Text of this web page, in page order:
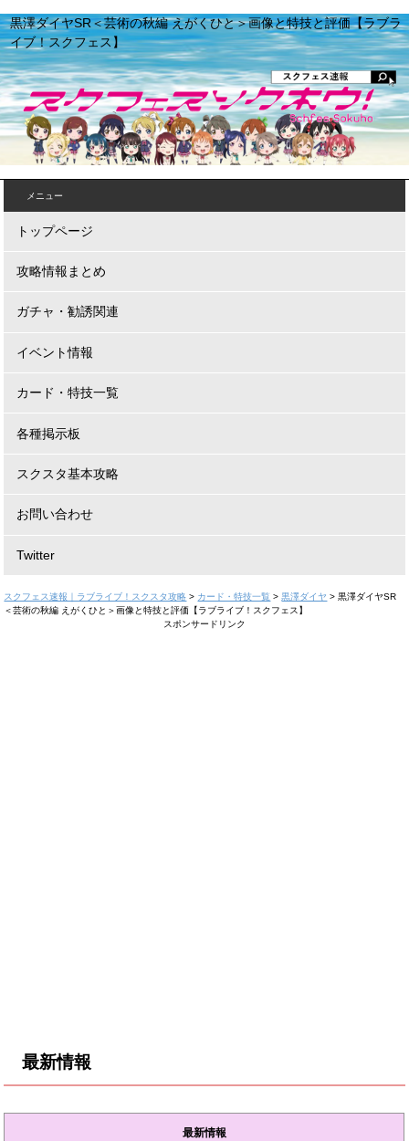
黒澤ダイヤSR＜芸術の秋編 えがくひと＞画像と特技と評価【ラブラ
イブ！スクフェス】
メニュー
トップページ
攻略情報まとめ
ガチャ・勧誘関連
イベント情報
カード・特技一覧
各種掲示板
スクスタ基本攻略
お問い合わせ
Twitter
スクフェス速報｜ラブライブ！スクスタ攻略 > カード・特技一覧 >黒澤ダイヤ >黒澤ダイヤSR
＜芸術の秋編 えがくひと＞画像と特技と評価【ラブライブ！スクフェス】
スポンサードリンク
最新情報
最新情報